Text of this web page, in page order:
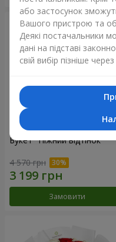
Букет "Ніжний відтінок"
4 570 грн
Замовити
або застосунок
Вашого пристрою та
Деякі постачальники
дані на підставі
свій вибір пізніше